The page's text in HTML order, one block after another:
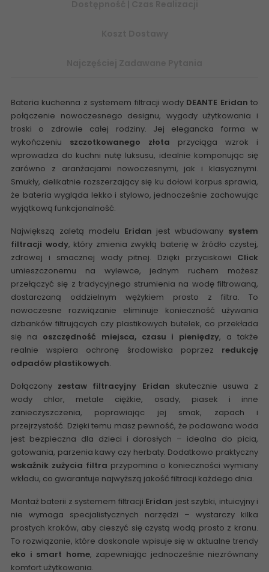
Bateria kuchenna z systemem filtracji wody DEANTE Eridan to
połączenie nowoczesnego designu, wygody użytkowania i
troski o zdrowie całej rodziny. Jej elegancka forma w
wykończeniu szczotkowanego złota przyciąga wzrok i
wprowadza do kuchni nutę luksusu, idealnie komponując się
zarówno z aranżacjami nowoczesnymi, jak i klasycznymi.
Smukły, delikatnie rozszerzający się ku dołowi korpus sprawia,
że bateria wygląda lekko i stylowo, jednocześnie zachowując
wyjątkową funkcjonalność.
Największą zaletą modelu Eridan jest wbudowany system
filtracji wody, który zmienia zwykłą baterię w źródło czystej,
zdrowej i smacznej wody pitnej. Dzięki przyciskowi Click
umieszczonemu na wylewce, jednym ruchem możesz
przełączyć się z tradycyjnego strumienia na wodę filtrowaną,
dostarczaną oddzielnym wężykiem prosto z filtra. To
nowoczesne rozwiązanie eliminuje konieczność używania
dzbanków filtrujących czy plastikowych butelek, co przekłada
się na oszczędność miejsca, czasu i pieniędzy, a także
realnie wspiera ochronę środowiska poprzez redukcję
odpadów plastikowych.
Dołączony zestaw filtracyjny Eridan skutecznie usuwa z
wody chlor, metale ciężkie, osady, piasek i inne
zanieczyszczenia, poprawiając jej smak, zapach i
przejrzystość. Dzięki temu masz pewność, że podawana woda
jest bezpieczna dla dzieci i dorosłych – idealna do picia,
gotowania, parzenia kawy czy herbaty. Dodatkowo praktyczny
wskaźnik zużycia filtra przypomina o konieczności wymiany
wkładu, co gwarantuje najwyższą jakość filtracji każdego dnia.
Montaż baterii z systemem filtracji Eridan jest szybki, intuicyjny i
nie wymaga specjalistycznych narzędzi – wystarczy kilka
prostych kroków, aby cieszyć się czystą wodą prosto z kranu.
To rozwiązanie, które doskonale wpisuje się w aktualne trendy
eko i smart home, zapewniając jednocześnie niezrównany
komfort użytkowania.